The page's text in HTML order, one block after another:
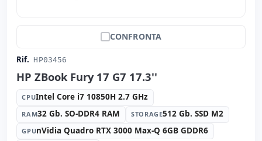
CONFRONTA
Rif. HP03456
HP ZBook Fury 17 G7 17.3''
CPUIntel Core i7 10850H 2.7 GHz
RAM32 Gb. SO-DDR4 RAM STORAGE512 Gb. SSD M2
GPUnVidia Quadro RTX 3000 Max-Q 6GB GDDR6